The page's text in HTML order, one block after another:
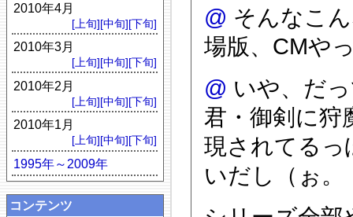
@ そんなこ
場版、CMや
@ いや、だ
君・御剣に狩
現されてる
いだし（ぉ。
2010年4月
[上旬][中旬][下旬]
2010年3月
[上旬][中旬][下旬]
2010年2月
[上旬][中旬][下旬]
2010年1月
[上旬][中旬][下旬]
1995年～2009年
コンテンツ